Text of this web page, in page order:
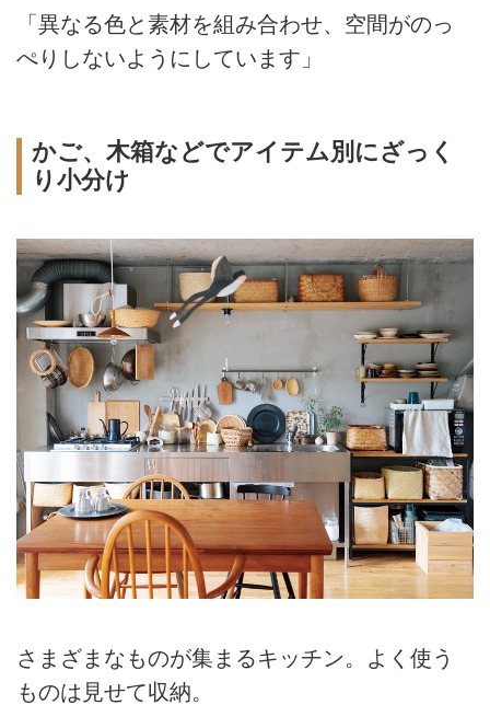
「異なる色と素材を組み合わせ、空間がのっ
ぺりしないようにしています」
かご、木箱などでアイテム別にざっく
り小分け
さまざまなものが集まるキッチン。よく使う
ものは見せて収納。